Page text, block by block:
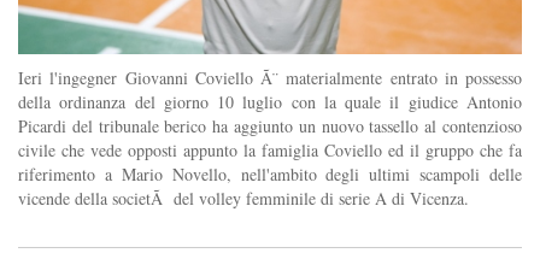
Ieri l'ingegner Giovanni Coviello Ã¨ materialmente entrato in possesso
della ordinanza del giorno 10 luglio con la quale il giudice Antonio
Picardi del tribunale berico ha aggiunto un nuovo tassello al contenzioso
civile che vede opposti appunto la famiglia Coviello ed il gruppo che fa
riferimento a Mario Novello, nell'ambito degli ultimi scampoli delle
vicende della societÃ del volley femminile di serie A di Vicenza.